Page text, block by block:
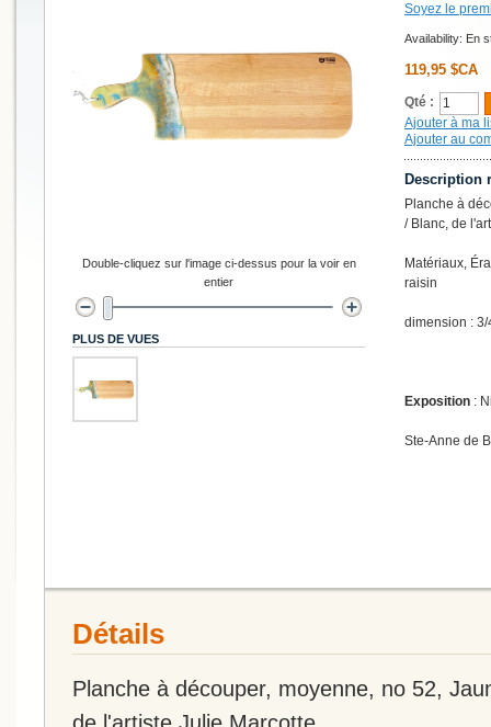
Soyez le
Availability: En
119,95 $CA
Qté :
Ajouter à ma
Ajouter au
Description
Planche à
/ Blanc, de
Matériaux,
raisin
dimension :
Exposition :
Ste-Anne de
Double-cliquez sur l'image ci-dessus pour la voir en
entier
PLUS DE VUES
Détails
Planche à découper, moyenne, no 52,
de l'artiste Julie Marcotte